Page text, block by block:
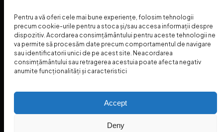
Pentru a vă oferi cele mai bune experiențe, folosim tehnologii
precum cookie-urile pentru a stoca și/sau accesa informații despre
dispozitiv. Acordarea consimțământului pentru aceste tehnologii ne
va permite să procesăm date precum comportamentul de navigare
sau identificatorii unici de pe acest site. Neacordarea
consimțământului sau retragerea acestuia poate afecta negativ
anumite funcționalități și caracteristici
Accept
Deny
HIT FM Abrud 94,3
HIT FM Horezu 95,1
HIT FM Nehoiu 88,2
© 2026 Radio Hit FM — SC HITFM GROUP SRL